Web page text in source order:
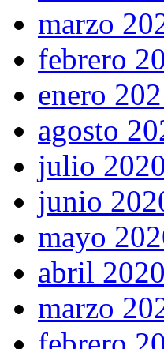
marzo
febrero
enero
agosto
julio 2020
junio
mayo
abril 2020
marzo